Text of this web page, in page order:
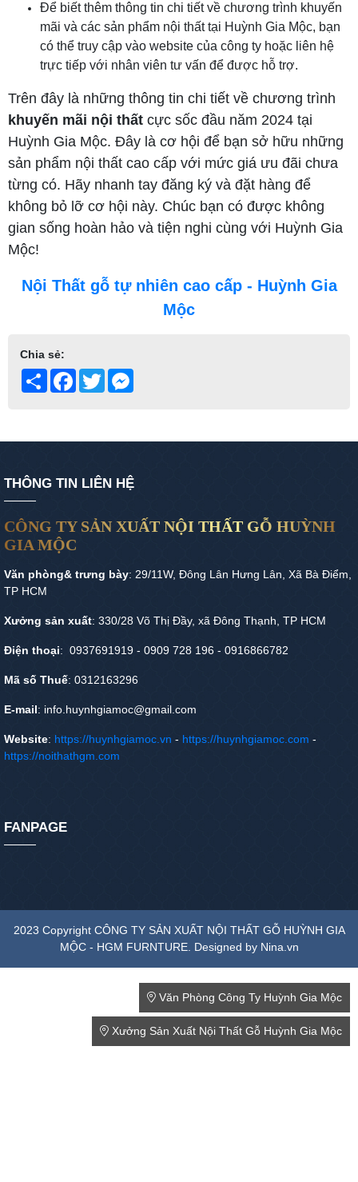
Để biết thêm thông tin chi tiết về chương trình khuyến
mãi và các sản phẩm nội thất tại Huỳnh Gia Mộc, bạn
có thể truy cập vào website của công ty hoặc liên hệ
trực tiếp với nhân viên tư vấn để được hỗ trợ.
Trên đây là những thông tin chi tiết về chương trình
khuyến mãi nội thất cực sốc đầu năm 2024 tại
Huỳnh Gia Mộc. Đây là cơ hội để bạn sở hữu những
sản phẩm nội thất cao cấp với mức giá ưu đãi chưa
từng có. Hãy nhanh tay đăng ký và đặt hàng để
không bỏ lỡ cơ hội này. Chúc bạn có được không
gian sống hoàn hảo và tiện nghi cùng với Huỳnh Gia
Mộc!
Nội Thất gỗ tự nhiên cao cấp - Huỳnh Gia
Mộc
Chia sẻ:
Share Facebook
Twitter
THÔNG TIN LIÊN HỆ
CÔNG TY SẢN XUẤT NỘI THẤT GỖ HUỲNH
GIA MỘC
Văn phòng& trưng bày: 29/11W, Đông Lân Hưng Lân, Xã Bà Điểm,
TP HCM
Xưởng sản xuất: 330/28 Võ Thị Đầy, xã Đông Thạnh, TP HCM
Điện thoại: 0937691919 - 0909 728 196 - 0916866782
Mã số Thuế: 0312163296
E-mail: info.huynhgiamoc@gmail.com
Website: https://huynhgiamoc.vn - https://huynhgiamoc.com -
https://noithathgm.com
FANPAGE
2023 Copyright CÔNG TY SẢN XUẤT NỘI THẤT GỖ HUỲNH GIA
MỘC - HGM FURNTURE. Designed by Nina.vn
Văn Phòng Công Ty Huỳnh Gia Mộc
Xưởng Sản Xuất Nội Thất Gỗ Huỳnh Gia Mộc